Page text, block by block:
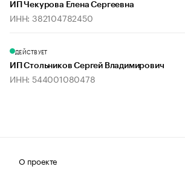
ИП Чекурова Елена Сергеевна
ИНН: 382104782450
ДЕЙСТВУЕТ
ИП Стольников Сергей Владимирович
ИНН: 544001080478
О проекте